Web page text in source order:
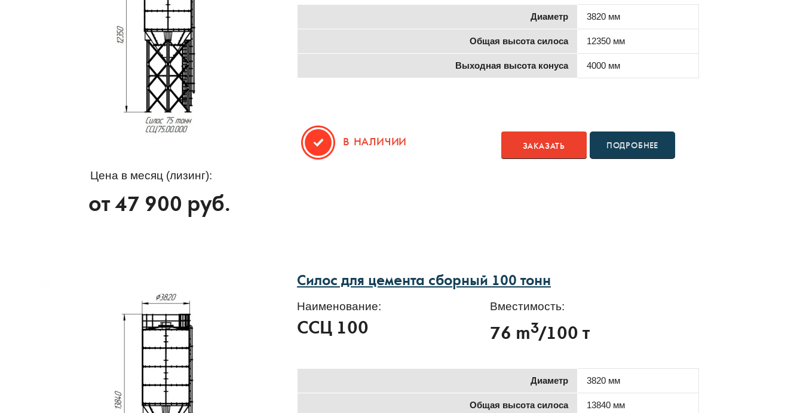
Цена в месяц (лизинг):
от 47 900 руб.
Диаметр 3820 мм
Общая высота силоса 12350 мм
Выходная высота конуса 4000 мм
В НАЛИЧИИ ЗАКАЗАТЬ ПОДРОБНЕЕ
Силос для цемента сборный 100 тонн
Наименование:
ССЦ 100
Вместимость:
76 m3/100 т
Диаметр 3820 мм
Общая высота силоса 13840 мм